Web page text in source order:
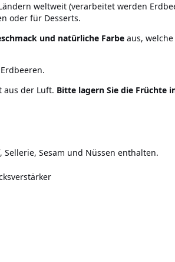
weltweit (verarbeitet werden
oder für Desserts.
und natürliche Farbe aus,
aus der Luft. Bitte lagern Sie die Früchte
Sellerie, Sesam und Nüssen enthalten.